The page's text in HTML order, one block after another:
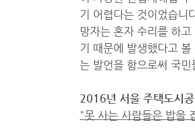
기 어렵다는 것이었습니
망자는 혼자 수리를 하
기 때문에 발생했다고
는 발언을 함으로써 국
2016년 서울 주택도시
"못 사는 사람들은 밥을